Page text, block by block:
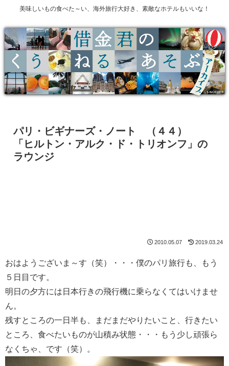
美味しいもの食べた～い、海外旅行大好き、素敵なホテルもいいな！
パリ・ビギナーズ・ノート （４４）
「ヒルトン・アルク・ド・トリオンフ」の
ラウンジ
2010.05.07 2019.03.24
おはようございま～す（笑）・・・僕のパリ旅行も、もう
５日目です。
明日の夕方には日本行きの飛行機に乗らなくてはいけませ
ん。
残すところの一日半も、まだまだやりたいこと、行きたい
ところ、食べたいものが山積み状態・・・もう少し頑張ら
なくちゃ、です（笑）。